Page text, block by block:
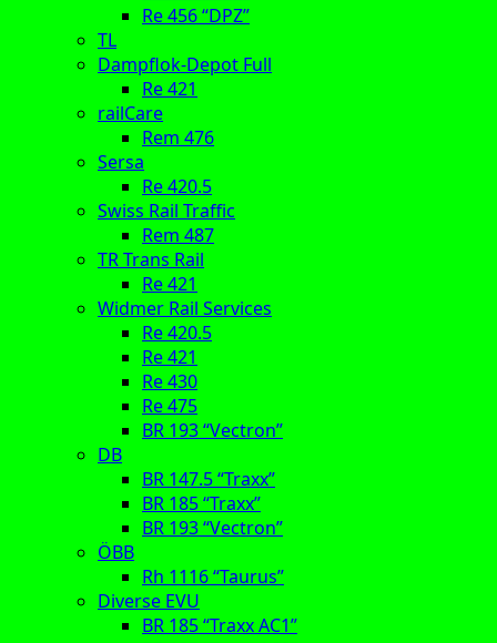
Re 456 “DPZ”
TL
Dampflok-Depot Full
Re 421
railCare
Rem 476
Sersa
Re 420.5
Swiss Rail Traffic
Rem 487
TR Trans Rail
Re 421
Widmer Rail Services
Re 420.5
Re 421
Re 430
Re 475
BR 193 “Vectron”
DB
BR 147.5 “Traxx”
BR 185 “Traxx”
BR 193 “Vectron”
ÖBB
Rh 1116 “Taurus”
Diverse EVU
BR 185 “Traxx AC1”